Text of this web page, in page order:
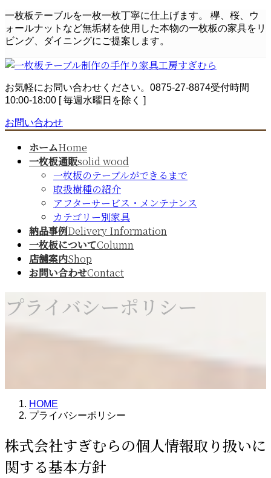
コ
ン
テ
ツ
ス
キ
ッ
プ
ナ
ビ
ゲ
シ
ン
に
移
動
一枚板テーブルを一枚一枚丁寧に仕上げます。 欅、桜、ウ
ォールナットなど無垢材を使用した本物の一枚板の家具をリ
ビング、ダイニングにご提案します。
お気軽にお問い合わせください。 0875-27-8874受付時間
10:00-18:00 [ 毎週水曜日を除く ]
お問い合わせ
ホームHome
一枚板通販solid wood
一枚板のテーブルができるまで
取扱樹種の紹介
アフターサービス・メンテナンス
カテゴリー別家具
納品事例Delivery Information
一枚板についてColumn
店舗案内Shop
お問い合わせContact
プライバシーポリシー
HOME
プライバシーポリシー
株式会社すぎむらの個人情報取り扱いに
関する基本方針